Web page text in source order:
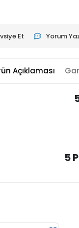
Et Yorum
Açıklaması
5